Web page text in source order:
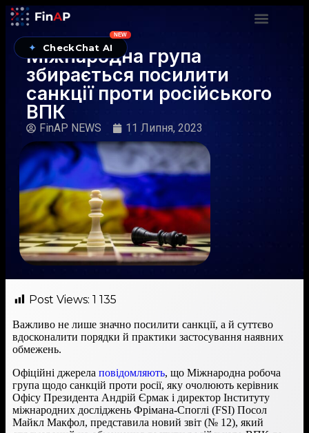
✦ CheckChat AI
NEW
Міжнародна група
збирається посилити
санкції проти російського
ВПК
FinAP NEWS 11 Липня, 2023
Post Views: 1 135
Важливо не лише значно посилити санкції, а й суттєво
вдосконалити порядки й практики застосування наявних
обмежень.
Офіційні джерела повідомляють, що Міжнародна робоча
група щодо санкцій проти росії, яку очолюють керівник
Офісу Президента Андрій Єрмак і директор Інституту
міжнародних досліджень Фрімана-Споглі (FSI) Посол
Майкл Макфол, представила новий звіт (№ 12), який